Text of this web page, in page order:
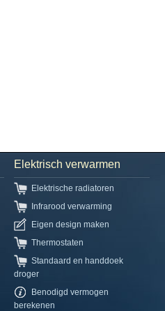
Elektrisch verwarmen
Elektrische radiatoren
Infrarood verwarming
Eigen design maken
Thermostaten
Standaard en handdoek
droger
Benodigd vermogen
berekenen